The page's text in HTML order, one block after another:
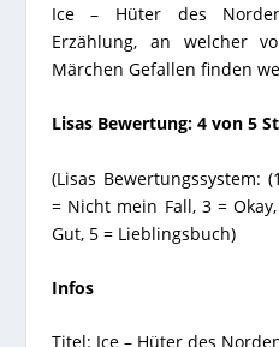
Ice – Hüter des
Erzählung, an welcher
Märchen Gefallen finden
Lisas Bewertung: 4 von 5
(Lisas Bewertungssystem:
= Nicht mein Fall, 3 =
Gut, 5 = Lieblingsbuch)
Infos
Titel: Ice – Hüter des